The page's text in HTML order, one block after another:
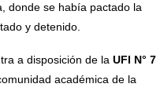
donde se había pactado la
y detenido.
a disposición de la UFI N° 7
académica de la